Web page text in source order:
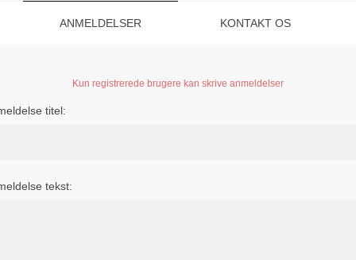
ANMELDELSER KONTAKT OS
Kun registrerede brugere kan skrive anmeldelser
titel:
tekst: